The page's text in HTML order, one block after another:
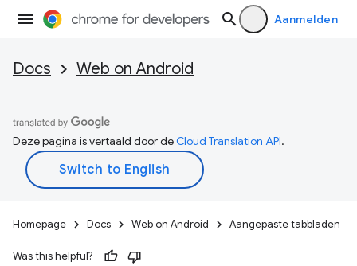
Aanmelden
Docs Web on Android
Deze pagina is vertaald door deCloud Translation API.
Homepage Docs Web on Android Aangepaste tabbladen
Was this helpful?